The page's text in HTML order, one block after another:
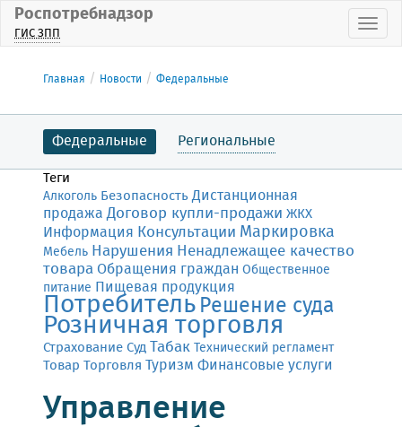
Роспотребнадзор
ГИС ЗПП
Главная Новости Федеральные
Федеральные Региональные
Теги
Алкоголь БезопасностьДистанционная
продажа Договор купли-продажи ЖКХ
Информация Консультации Маркировка
Мебель Нарушения Ненадлежащее качество
товара Обращения граждан Общественное
питание Пищевая продукция
ПотребительРешение суда
Розничная торговля
СтрахованиеСудТабакТехнический регламент
Товар Торговля Туризм Финансовые услуги
Управление